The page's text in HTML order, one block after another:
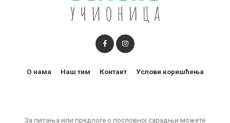
За питања или предлоге о пословној сарадњи можете
О нама Наш тим Контакт Услови коришћења